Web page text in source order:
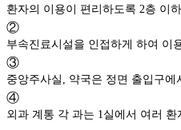
환자의 이용이 편리하도록 2층 이
②
부속진료시설을 인접하게 하여 이
③
④